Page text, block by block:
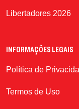
Libertadores 2026
INFORMAÇÕES LEGAIS
Política de
Termos de Uso